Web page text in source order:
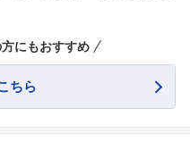
にもおすすめ
ちら